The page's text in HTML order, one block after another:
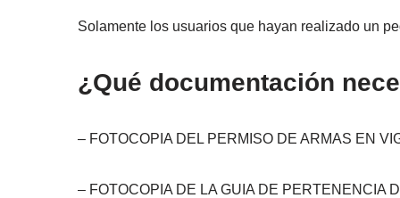
Solamente los usuarios que hayan realizado un
¿Qué documentación
– FOTOCOPIA DEL PERMISO DE ARMAS EN
– FOTOCOPIA DE LA GUIA DE PERTENENCIA